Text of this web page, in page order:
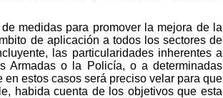
medidas para promover la mejora de la
de aplicación a todos los sectores de
las particularidades inherentes a
Armadas o la Policía, o a determinadas
estos casos será preciso velar para que
habida cuenta de los objetivos que esta